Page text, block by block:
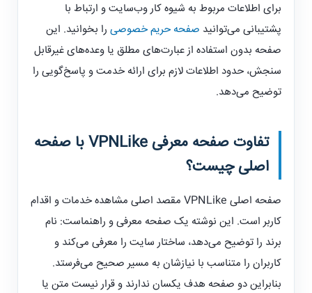
برای اطلاعات مربوط به شیوه کار وب‌سایت و ارتباط با
پشتیبانی می‌توانید صفحه حریم خصوصی را بخوانید. این
صفحه بدون استفاده از عبارت‌های مطلق یا وعده‌های غیرقابل
سنجش، حدود اطلاعات لازم برای ارائه خدمت و پاسخ‌گویی را
توضیح می‌دهد.
تفاوت صفحه معرفی VPNLikeبا صفحه
اصلی چیست؟
صفحه اصلی VPNLike مقصد اصلی مشاهده خدمات و اقدام
کاربر است. این نوشته یک صفحه معرفی و راهنماست: نام
برند را توضیح می‌دهد، ساختار سایت را معرفی می‌کند و
کاربران را متناسب با نیازشان به مسیر صحیح می‌فرستد.
بنابراین دو صفحه هدف یکسان ندارند و قرار نیست متن یا